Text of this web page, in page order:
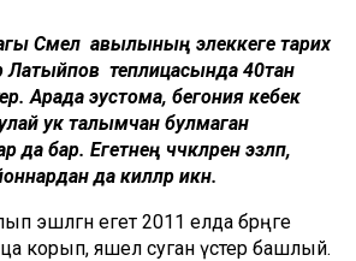
Смәел авылының элеккеге тарих
теплицасында 40тан
Арада эустома, бегония кебек
ук талымчан булмаган
бар. Егетнең чәчәкләрен эзләп,
да киләләр икән.
эшләгән егет 2011 елда бәрәңге
корып, яшел суган үстерә башлый.